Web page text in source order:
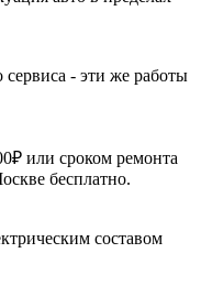
сервиса - эти же работы
или сроком ремонта
бесплатно.
составом